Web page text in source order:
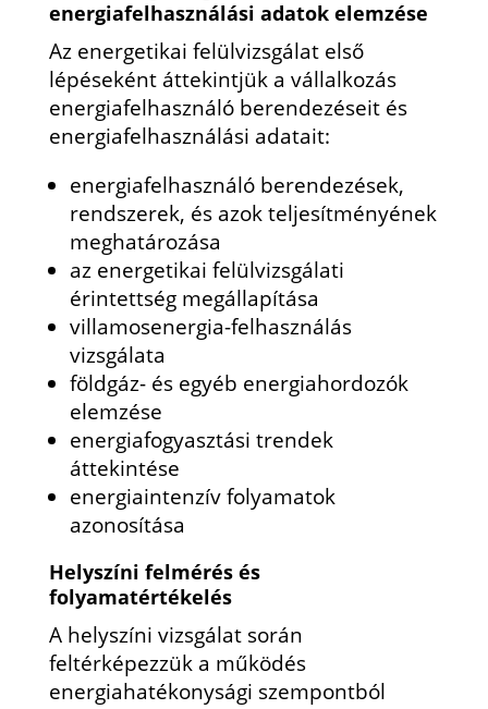
energiafelhasználási adatok elemzése
Az energetikai felülvizsgálat első
lépéseként áttekintjük a vállalkozás
energiafelhasználó berendezéseit és
energiafelhasználási adatait:
energiafelhasználó berendezések,
rendszerek, és azok teljesítményének
meghatározása
az energetikai felülvizsgálati
érintettség megállapítása
villamosenergia-felhasználás
vizsgálata
földgáz- és egyéb energiahordozók
elemzése
energiafogyasztási trendek
áttekintése
energiaintenzív folyamatok
azonosítása
Helyszíni felmérés és
folyamatértékelés
A helyszíni vizsgálat során
feltérképezzük a működés
energiahatékonysági szempontból